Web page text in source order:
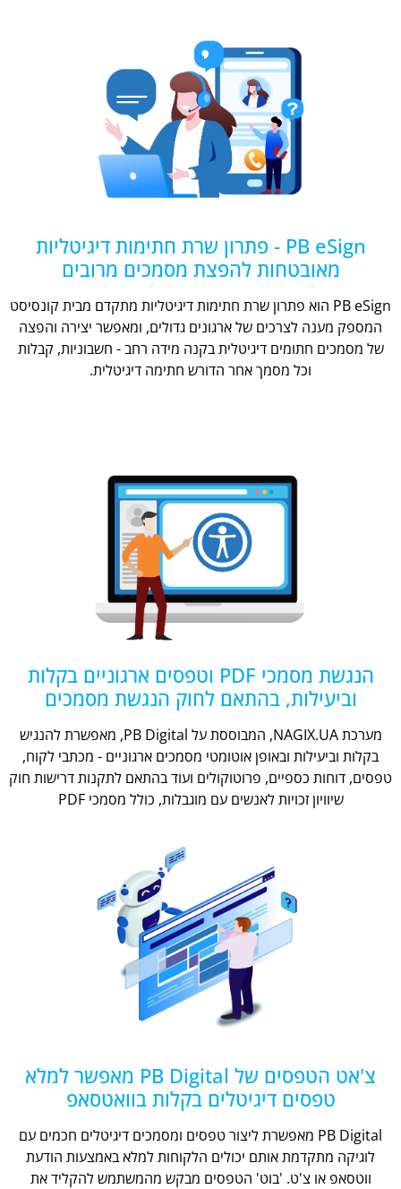
PB eSign - פתרון שרת חתימות דיגיטליות
מאובטחות להפצת מסמכים מרובים
PB eSign הוא פתרון שרת חתימות דיגיטליות מתקדם מבית קונסיסט
המספק מענה לצרכים של ארגונים גדולים, ומאפשר יצירה והפצה
של מסמכים חתומים דיגיטלית בקנה מידה רחב - חשבוניות, קבלות
וכל מסמך אחר הדורש חתימה דיגיטלית.
הנגשת מסמכי PDF וטפסים ארגוניים בקלות
וביעילות, בהתאם לחוק הנגשת מסמכים
מערכת NAGIX.UA, המבוססת על PB Digital, מאפשרת להנגיש
בקלות וביעילות ובאופן אוטומטי מסמכים ארגוניים - מכתבי לקוח,
טפסים, דוחות כספיים, פרוטוקולים ועוד בהתאם לתקנות דרישות חוק
שיוויון זכויות לאנשים עם מוגבלות, כולל מסמכי PDF
צ'אט הטפסים של PB Digital מאפשר למלא
טפסים דיגיטלים בקלות בוואטסאפ
PB Digital מאפשרת ליצור טפסים ומסמכים דיגיטלים חכמים עם
לוגיקה מתקדמת אותם יכולים הלקוחות למלא באמצעות הודעת
ווטסאפ או צ'ט. 'בוט' הטפסים מבקש מהמשתמש להקליד את